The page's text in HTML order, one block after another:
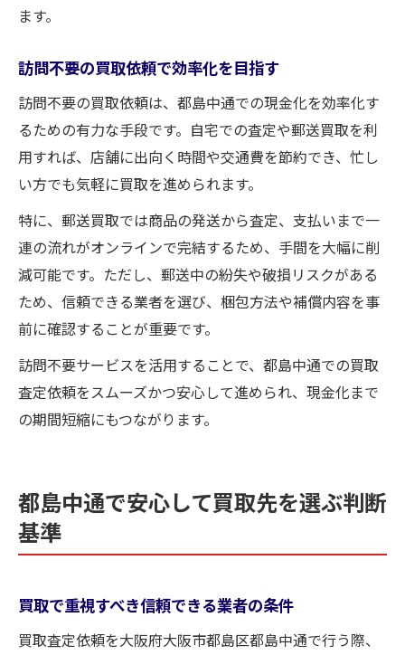
ます。
訪問不要の買取依頼で効率化を目指す
訪問不要の買取依頼は、都島中通での現金化を効率化す
るための有力な手段です。自宅での査定や郵送買取を利
用すれば、店舗に出向く時間や交通費を節約でき、忙し
い方でも気軽に買取を進められます。
特に、郵送買取では商品の発送から査定、支払いまで一
連の流れがオンラインで完結するため、手間を大幅に削
減可能です。ただし、郵送中の紛失や破損リスクがある
ため、信頼できる業者を選び、梱包方法や補償内容を事
前に確認することが重要です。
訪問不要サービスを活用することで、都島中通での買取
査定依頼をスムーズかつ安心して進められ、現金化まで
の期間短縮にもつながります。
都島中通で安心して買取先を選ぶ判断
基準
買取で重視すべき信頼できる業者の条件
買取査定依頼を大阪府大阪市都島区都島中通で行う際、